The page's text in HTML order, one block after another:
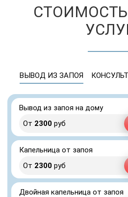
ВЫВОД ИЗ ЗАПОЯ
Вывод из запоя на дому
От 2300 руб
Капельница от запоя
От 2300 руб
Двойная капельница от запоя